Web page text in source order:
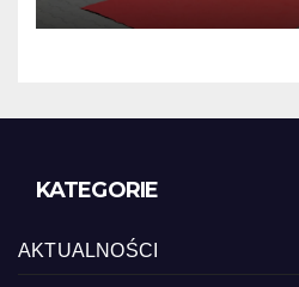
KATEGORIE
AKTUALNOŚCI